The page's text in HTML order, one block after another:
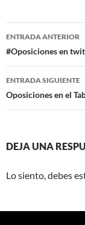
Navegación
de
entradas
ENTRADA ANTERIOR
#Oposiciones en
ENTRADA SIGUIENTE
Oposiciones en el
DEJA UNA
Lo siento, debes